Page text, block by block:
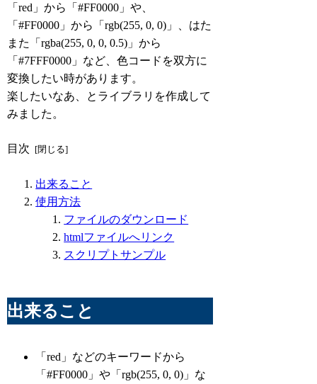
「red」から「#FF0000」や、
「#FF0000」から「rgb(255, 0, 0)」、はた
また「rgba(255, 0, 0, 0.5)」から
「#7FFF0000」など、色コードを双方に
変換したい時があります。
楽したいなあ、とライブラリを作成して
みました。
目次
出来ること
使用方法
ファイルのダウンロード
htmlファイルへリンク
スクリプトサンプル
出来ること
「red」などのキーワードから
「#FF0000」や「rgb(255, 0, 0)」な